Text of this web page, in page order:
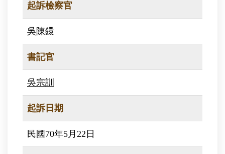
起訴檢察官
吳陳鐶
書記官
吳宗訓
起訴日期
民國70年5月22日